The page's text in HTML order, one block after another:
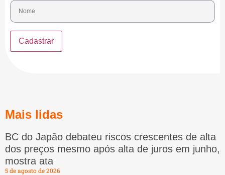
Mais lidas
BC do Japão debateu riscos crescentes de alta
dos preços mesmo após alta de juros em junho,
mostra ata
5 de agosto de 2026